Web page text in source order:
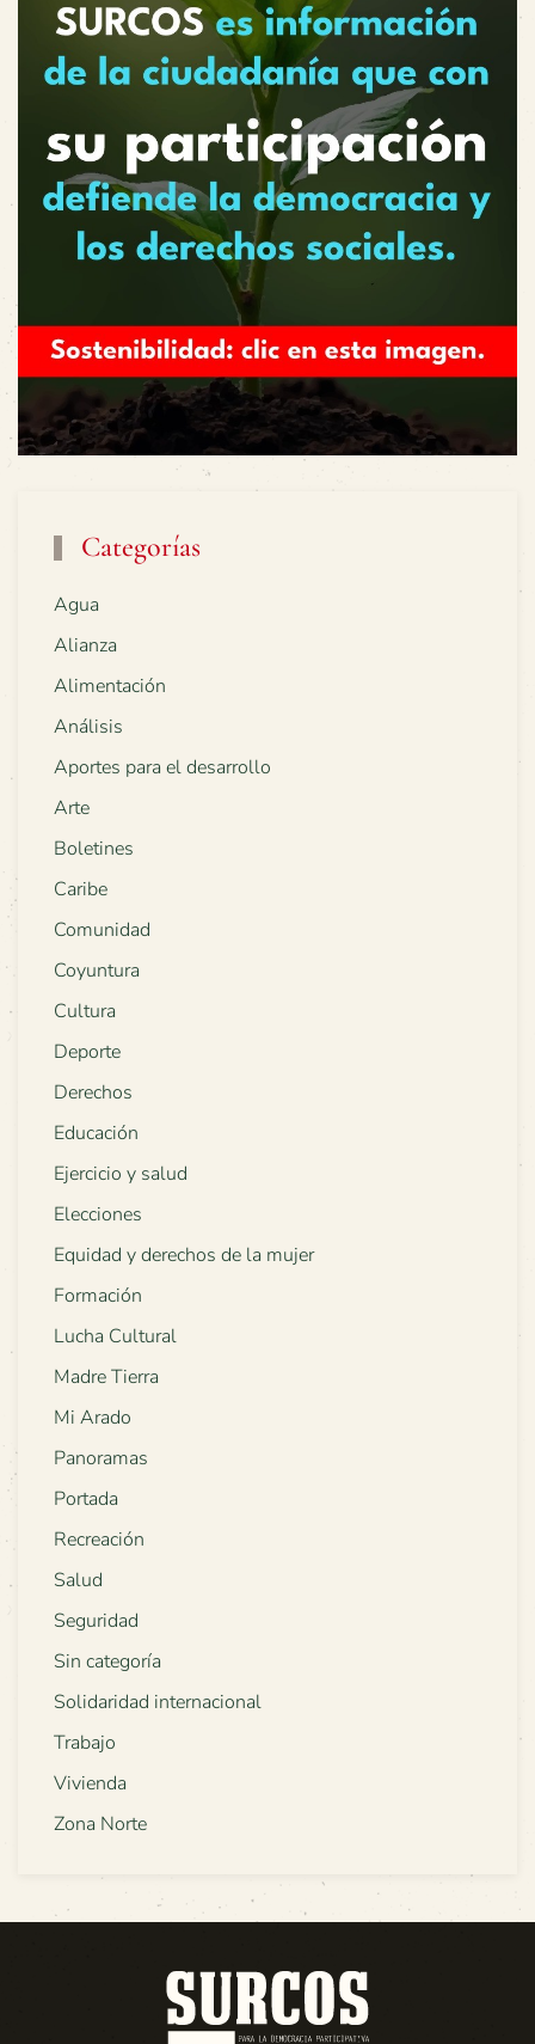
Categorías
Agua
Alianza
Alimentación
Análisis
Aportes para el desarrollo
Arte
Boletines
Caribe
Comunidad
Coyuntura
Cultura
Deporte
Derechos
Educación
Ejercicio y salud
Elecciones
Equidad y derechos de la mujer
Formación
Lucha Cultural
Madre Tierra
Mi Arado
Panoramas
Portada
Recreación
Salud
Seguridad
Sin categoría
Solidaridad internacional
Trabajo
Vivienda
Zona Norte